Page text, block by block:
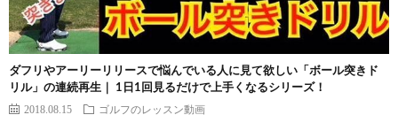
ダフリやアーリーリリースで悩んでいる人に見て欲しい「ボール突きド
リル」の連続再生｜ 1日1回見るだけで上手くなるシリーズ！
2018.08.15 ゴルフのレッスン動画